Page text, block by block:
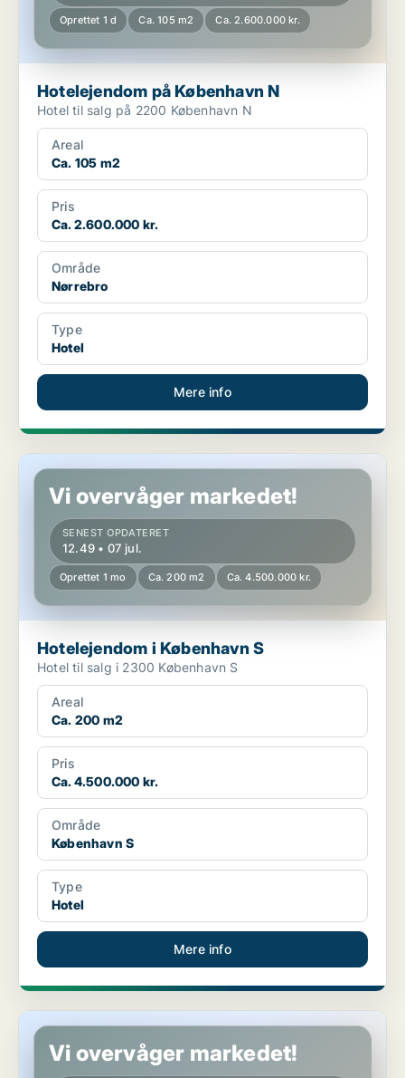
Oprettet 1 d Ca. 105 m2 Ca. 2.600.000 kr.
Hotelejendom på København N
Hotel til salg på 2200 København N
Areal
Ca. 105 m2
Pris
Ca. 2.600.000 kr.
Område
Nørrebro
Type
Hotel
Mere info
Hotelejendom i København S
Vi overvåger markedet!
SENEST OPDATERET
12.49 • 07 jul.
Oprettet 1 mo Ca. 200 m2 Ca. 4.500.000 kr.
Hotelejendom i København S
Hotel til salg i 2300 København S
Areal
Ca. 200 m2
Pris
Ca. 4.500.000 kr.
Område
København S
Type
Hotel
Mere info
Hotelejendom på København Ø
Vi overvåger markedet!